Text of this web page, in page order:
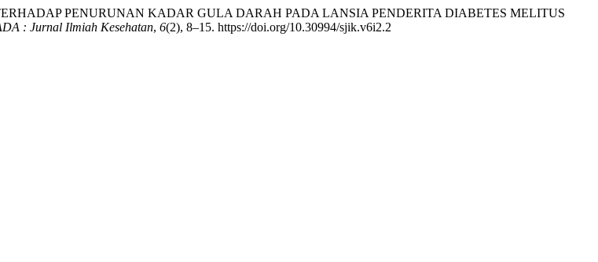
PENURUNAN KADAR GULA DARAH PADA LANSIA PENDERITA DIABETES MELITUS
: Jurnal Ilmiah Kesehatan, 6(2), 8–15. https://doi.org/10.30994/sjik.v6i2.2